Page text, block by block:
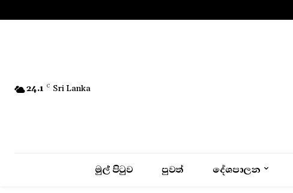
24.1 C Sri Lanka
මුල් පිටුව පුවත් දේශපාලන